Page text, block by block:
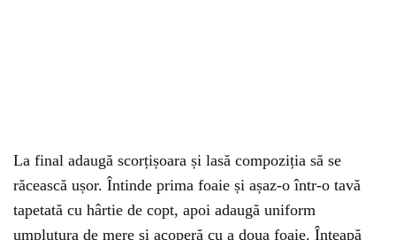
La final adaugă scorțișoara și lasă compoziția să se
răcească ușor. Întinde prima foaie și așaz-o într-o tavă
tapetată cu hârtie de copt, apoi adaugă uniform
umplutura de mere și acoperă cu a doua foaie. Înțeapă